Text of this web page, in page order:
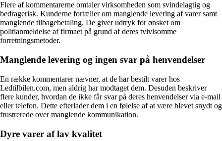
Flere af kommentarerne omtaler virksomheden som svindelagtig og
bedragerisk. Kunderne fortæller om manglende levering af varer samt
manglende tilbagebetaling. De giver udtryk for ønsket om
politianmeldelse af firmaet på grund af deres tvivlsomme
forretningsmetoder.
Manglende levering og ingen svar på henvendelser
En række kommentarer nævner, at de har bestilt varer hos
Ledtilbilen.com, men aldrig har modtaget dem. Desuden beskriver
flere kunder, hvordan de ikke får svar på deres henvendelser via e-mail
eller telefon. Dette efterlader dem i en følelse af at være blevet snydt og
frustrerede over manglende kommunikation.
Dyre varer af lav kvalitet